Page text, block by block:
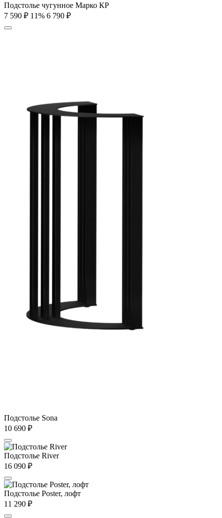
Подстолье чугунное Марко КР
7 590 ₽ 11% 6 790 ₽
Подстолье Sona
10 690 ₽
Подстолье River
16 090 ₽
Подстолье Poster, лофт
11 290 ₽